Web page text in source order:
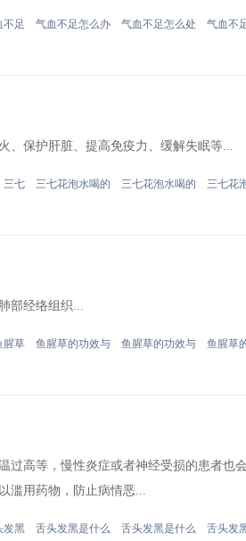
不足 气血不足怎么办 气血不足怎么处 气血不
、保护肝脏、提高免疫力、缓解失眠等...
三七 三七花泡水喝的 三七花泡水喝的 三七花
部经络组织...
腥草 鱼腥草的功效与 鱼腥草的功效与 鱼腥草
过高等，慢性炎症或者神经受损的患者也
滥用药物，防止病情恶...
发黑 舌头发黑是什么 舌头发黑是什么 舌头发